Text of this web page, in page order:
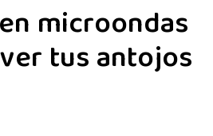
microondas
tus antojos